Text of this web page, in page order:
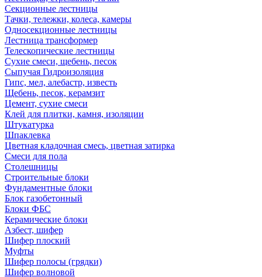
Секционные лестницы
Тачки, тележки, колеса, камеры
Односекционные лестницы
Лестница трансформер
Телескопические лестницы
Сухие смеси, щебень, песок
Сыпучая Гидроизоляция
Гипс, мел, алебастр, известь
Щебень, песок, керамзит
Цемент, сухие смеси
Клей для плитки, камня, изоляции
Штукатурка
Шпаклевка
Цветная кладочная смесь, цветная затирка
Смеси для пола
Столешницы
Строительные блоки
Фундаментные блоки
Блок газобетонный
Блоки ФБС
Керамические блоки
Азбест, шифер
Шифер плоский
Муфты
Шифер полосы (грядки)
Шифер волновой